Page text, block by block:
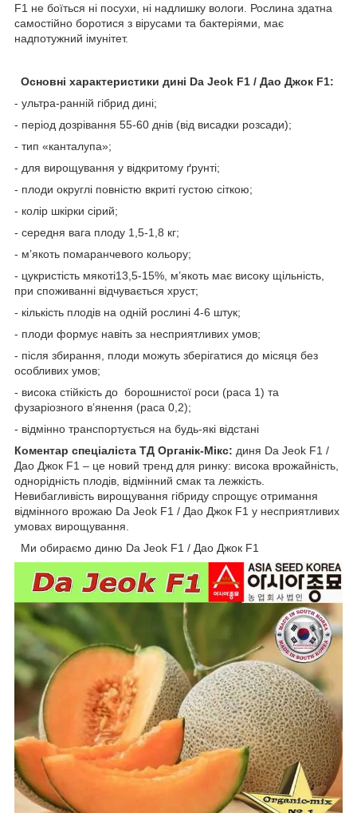
F1 не боїться ні посухи, ні надлишку вологи. Рослина здатна
самостійно боротися з вірусами та бактеріями, має
надпотужний імунітет.
Основні характеристики дині Da Jeok F1 / Дао Джок F1:
- ультра-ранній гібрид дині;
- період дозрівання 55-60 днів (від висадки розсади);
- тип «канталупа»;
- для вирощування у відкритому ґрунті;
- плоди округлі повністю вкриті густою сіткою;
- колір шкірки сірий;
- середня вага плоду 1,5-1,8 кг;
- м’якоть помаранчевого кольору;
- цукристість мякоті13,5-15%, м’якоть має високу щільність,
при споживанні відчувається хруст;
- кількість плодів на одній рослині 4-6 штук;
- плоди формує навіть за несприятливих умов;
- після збирання, плоди можуть зберігатися до місяця без
особливих умов;
- висока стійкість до борошнистої роси (раса 1) та
фузаріозного в’янення (раса 0,2);
- відмінно транспортується на будь-які відстані
Коментар спеціаліста ТД Органік-Мікс: диня Da Jeok F1 /
Дао Джок F1 – це новий тренд для ринку: висока врожайність,
однорідність плодів, відмінний смак та лежкість.
Невибагливість вирощування гібриду спрощує отримання
відмінного врожаю Da Jeok F1 / Дао Джок F1 у несприятливих
умовах вирощування.
Ми обираємо диню Da Jeok F1 / Дао Джок F1